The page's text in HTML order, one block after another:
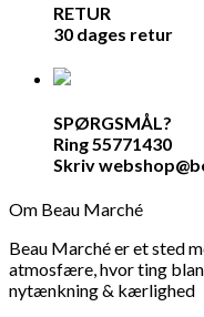
RETUR
30 dages retur
SPØRGSMÅL?
Ring 55771430
Skriv
Om Beau Marché
Beau Marché er et sted
atmosfære, hvor ting
nytænkning & kærlighed